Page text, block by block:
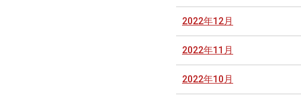
2022年12月
2022年11月
2022年10月